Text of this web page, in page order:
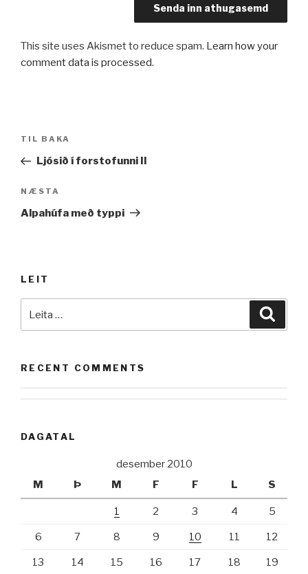
This site uses Akismet to reduce spam. Learn how your
comment data is processed.
Fyrri
færsla
TIL BAKA
Ljósið í forstofunni II
Næsta
færsla
NÆSTA
Alpahúfa með typpi
LEIT
að:
RECENT COMMENTS
DAGATAL
desember 2010
M
Þ M F F L S
1 2 3 4 5
6 7 8 9 10 11 12
13 14 15 16 17 18 19